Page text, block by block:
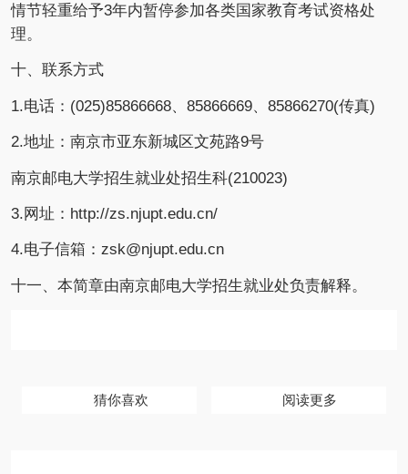
情节轻重给予3年内暂停参加各类国家教育考试资格处
理。
十、联系方式
1.电话：(025)85866668、85866669、85866270(传真)
2.地址：南京市亚东新城区文苑路9号
南京邮电大学招生就业处招生科(210023)
3.网址：http://zs.njupt.edu.cn/
4.电子信箱：zsk@njupt.edu.cn
十一、本简章由南京邮电大学招生就业处负责解释。
猜你喜欢 阅读更多